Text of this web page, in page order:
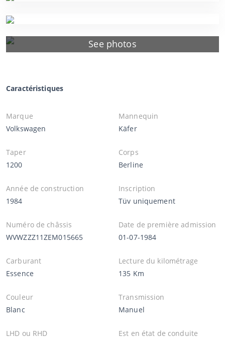
See photos
Caractéristiques
Marque
Volkswagen
Mannequin
Käfer
Taper
1200
Corps
Berline
Année de construction
1984
Inscription
Tüv uniquement
Numéro de châssis
WVWZZZ11ZEM015665
Date de première admission
01-07-1984
Carburant
Essence
Lecture du kilométrage
135 Km
Couleur
Blanc
Transmission
Manuel
LHD ou RHD
Est en état de conduite